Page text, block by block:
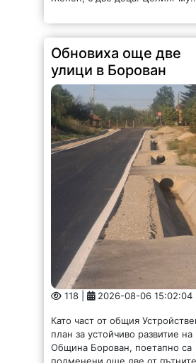
Обновиха още две
улици в Борован
118 | 2026-08-06 15:02:04
Като част от общия Устройствен
план за устойчиво развитие на
Община Борован, поетапно са
подменени още две от пътните